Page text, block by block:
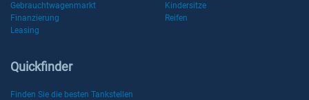
Gebrauchtwagenmarkt
Kindersitze
Finanzierung
Reifen
Leasing
Quickfinder
Finden Sie die besten Tankstellen